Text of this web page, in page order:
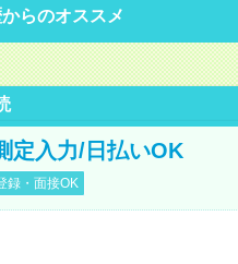
らのオススメ
定入力/日払いOK
録・面接OK